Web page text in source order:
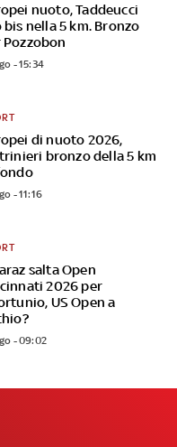
nuoto, Taddeucci
bis nella 5 km. Bronzo
Pozzobon
- 15:34
di nuoto 2026,
bronzo della 5 km
- 11:16
salta Open
2026 per
US Open a
- 09:02